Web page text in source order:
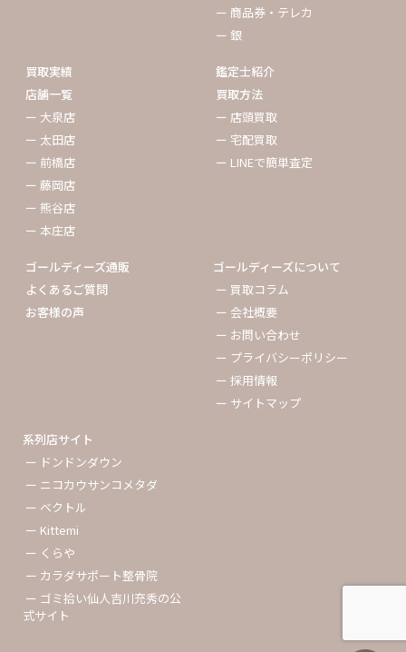
ー 商品券・テレカ
ー 銀
買取実績
店舗一覧
ー 大泉店
ー 太田店
ー 前橋店
ー 藤岡店
ー 熊谷店
ー 本庄店
鑑定士紹介
買取方法
ー 店頭買取
ー 宅配買取
ー LINEで簡単査定
ゴールディーズ通販
よくあるご質問
お客様の声
ゴールディーズについて
ー 買取コラム
ー 会社概要
ー お問い合わせ
ー プライバシーポリシー
ー 採用情報
ー サイトマップ
系列店サイト
ー ドンドンダウン
ー ニコカウサンコメタダ
ー ベクトル
ー Kittemi
ー くらや
ー カラダサポート整骨院
ー ゴミ拾い仙人吉川充秀の公
式サイト